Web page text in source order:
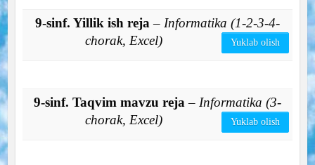
9-sinf. Yillik ish reja – Informatika (1-2-3-4-
chorak, Excel)
Yuklab olish
9-sinf. Taqvim mavzu reja – Informatika (3-
chorak, Excel)
Yuklab olish